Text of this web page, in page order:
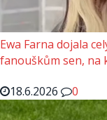
Ewa Farna dojala
fanouškům sen, na
18.6.2026
0